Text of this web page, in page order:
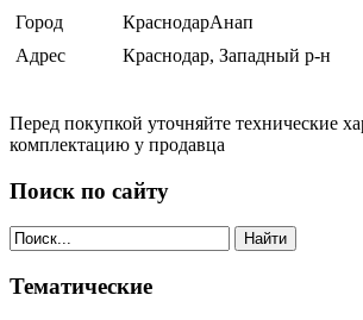
Город
КраснодарАнап
Адрес
Краснодар, Западный р-н
Перед покупкой уточняйте технические
комплектацию у продавца
Поиск по сайту
Найти
Тематические